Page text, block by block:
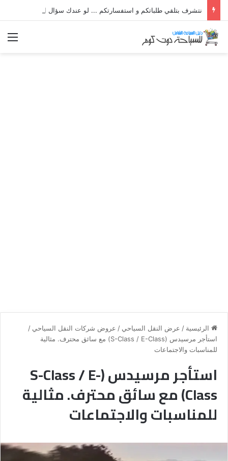
الرئيسية / عرض النقل السياحي / عروض شركات النقل السياحي /
استأجر مرسيدس (S-Class / E-Class) مع سائق محترف. مثالية
للمناسبات والاجتماعات
استأجر مرسيدس (S-Class / E-
Class) مع سائق محترف. مثالية
للمناسبات والاجتماعات